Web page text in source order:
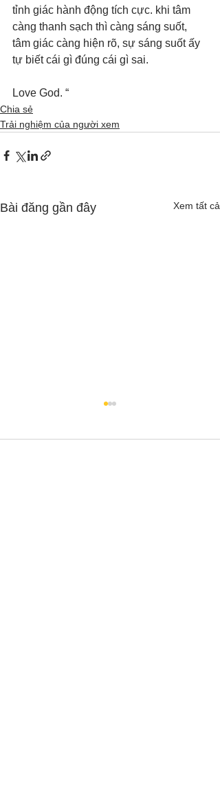
tỉnh giác hành động tích cực. khi tâm
càng thanh sạch thì càng sáng suốt,
tâm giác càng hiện rõ, sự sáng suốt ấy
tự biết cái gì đúng cái gì sai.
Love God. “
Chia sẻ
Trải nghiệm của người xem
Bài đăng gần đây Xem tất cả